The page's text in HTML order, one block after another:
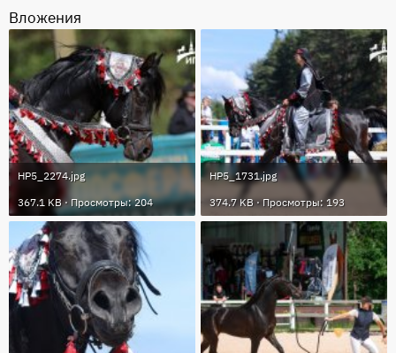
Вложения
HP5_2274.jpg
367.1 KB · Просмотры: 204
HP5_1731.jpg
374.7 KB · Просмотры: 193